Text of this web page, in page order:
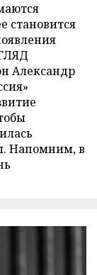
становится
Александр
Напомним, в